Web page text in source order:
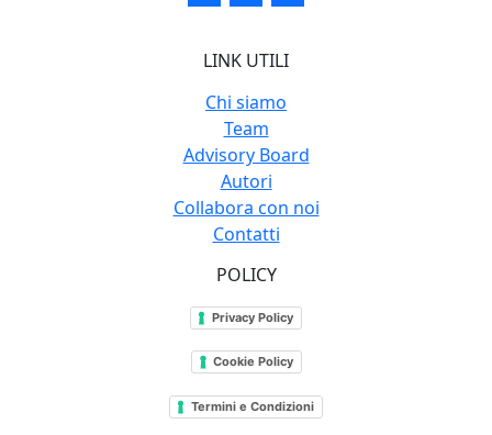
LINK UTILI
Chi siamo
Team
Advisory Board
Autori
Collabora con noi
Contatti
POLICY
Privacy Policy
Cookie Policy
Termini e Condizioni